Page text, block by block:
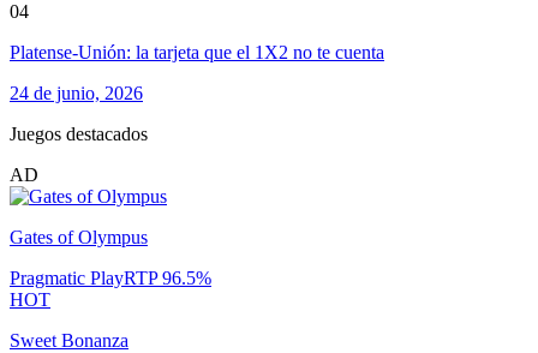
04
Platense-Unión: la tarjeta que el 1X2 no te cuenta
24 de junio, 2026
Juegos destacados
AD
Gates of Olympus
Pragmatic PlayRTP96.5%
HOT
Sweet Bonanza